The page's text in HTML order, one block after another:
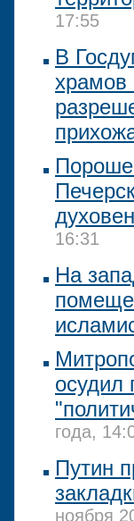
17:55
В
храмов
16:31
На
осудил
года,
Путин